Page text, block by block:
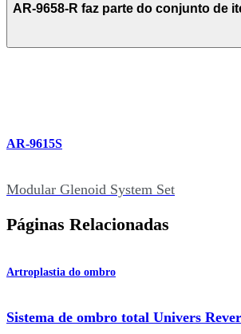
AR-9658-R faz parte do conjunto de
AR-9615S
Modular Glenoid System Set
Páginas Relacionadas
Artroplastia do ombro
Sistema de ombro total Univers